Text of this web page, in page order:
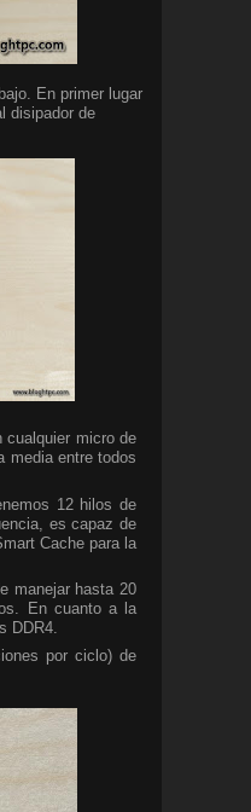
En primer lugar
disipador de
cualquier micro de
media entre todos
12 hilos de
es capaz de
Cache para la
manejar hasta 20
En cuanto a la
DDR4.
por ciclo) de